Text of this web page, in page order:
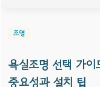
조명
욕실조명 선택 가
중요성과 설치 팁